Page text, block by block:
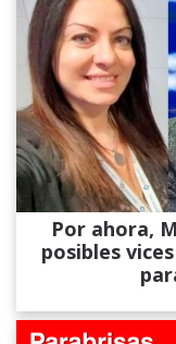
Por ahora,
posibles